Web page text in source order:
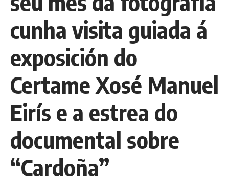
cunha visita guiada á
exposición do
Certame Xosé Manuel
Eirís e a estrea do
documental sobre
“Cardoña”